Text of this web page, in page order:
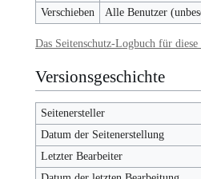
Verschieben
Alle Benutzer
Das Seitenschutz-Logbuch für diese
Versionsgeschichte
Seitenersteller
Datum der Seitenerstellung
Letzter Bearbeiter